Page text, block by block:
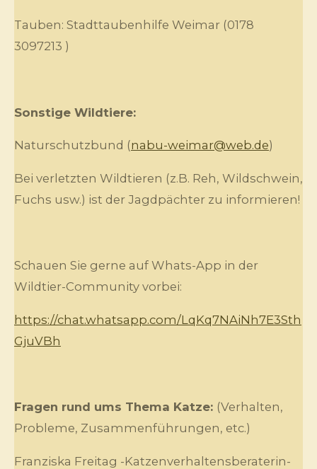
Tauben: Stadttaubenhilfe Weimar (0178
3097213 )
Sonstige Wildtiere:
Naturschutzbund (nabu-weimar@web.de)
Bei verletzten Wildtieren (z.B. Reh, Wildschwein,
Fuchs usw.) ist der Jagdpächter zu informieren!
Schauen Sie gerne auf Whats-App in der
Wildtier-Community vorbei:
https://chat.whatsapp.com/LqKq7NAiNh7E3Sth
GjuVBh
Fragen rund ums Thema Katze: (Verhalten,
Probleme, Zusammenführungen, etc.)
Franziska Freitag -Katzenverhaltensberaterin-